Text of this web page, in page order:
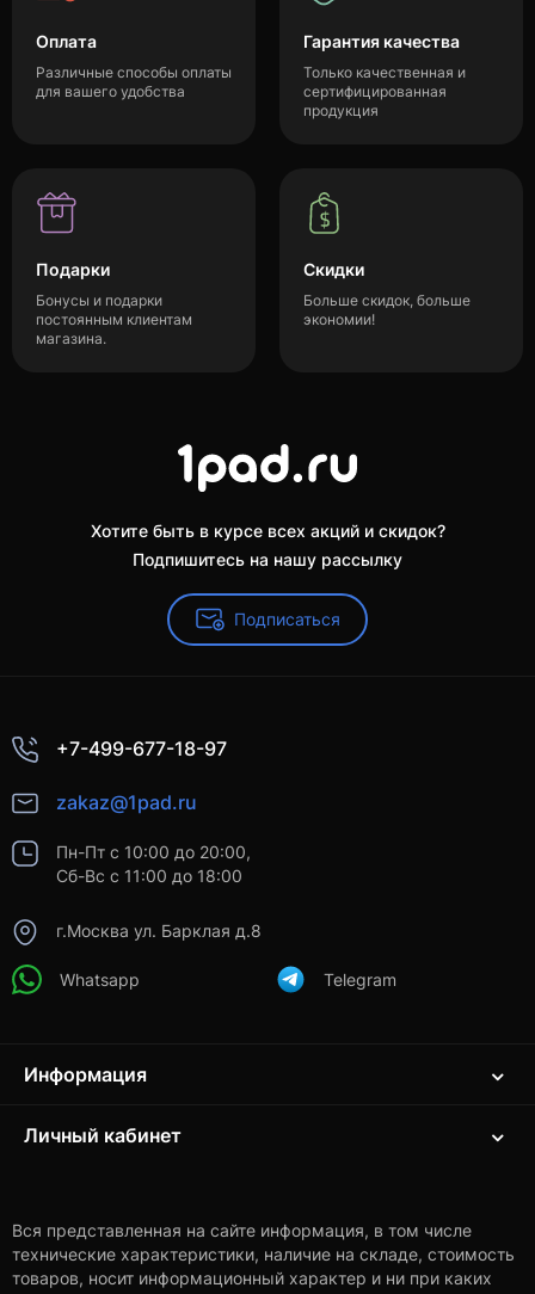
Оплата
Различные способы оплаты
для вашего удобства
Гарантия качества
Только качественная и
сертифицированная
продукция
Подарки
Бонусы и подарки
постоянным клиентам
магазина.
Скидки
Больше скидок, больше
экономии!
Хотите быть в курсе всех акций и скидок?
Подпишитесь на нашу рассылку
Подписаться
+7-499-677-18-97
zakaz@1pad.ru
Пн-Пт с 10:00 до 20:00,
Сб-Вс с 11:00 до 18:00
г.Москва ул. Барклая д.8
Whatsapp Telegram
Информация
Личный кабинет
Вся представленная на сайте информация, в том числе
технические характеристики, наличие на складе, стоимость
товаров, носит информационный характер и ни при каких